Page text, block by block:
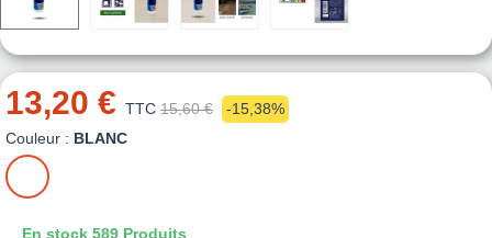
13,20 € TTC 15,60 €
-15,38%
Couleur : BLANC
BLANC
En stock 589 Produits